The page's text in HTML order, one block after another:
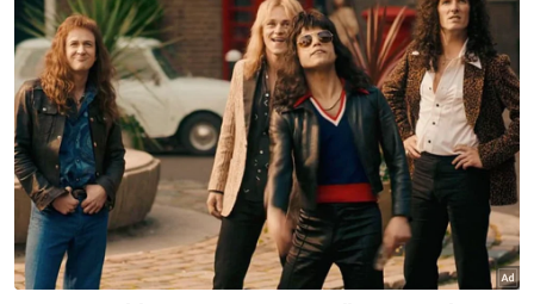
Muat turun aplikasi Sinar Harian.Klik di sini!
KBS
Hannah Yeoh